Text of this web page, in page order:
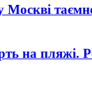
Москві
на пляжі.